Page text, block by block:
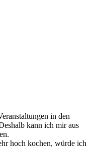
in den
kann ich mir aus
hoch kochen, würde ich